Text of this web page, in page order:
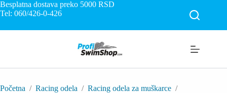
Skip
to
Besplatna dostava preko 5000 RSD
Tel: 060/426-0-426
Početna / Racing odela / Racing odela za muškarce /